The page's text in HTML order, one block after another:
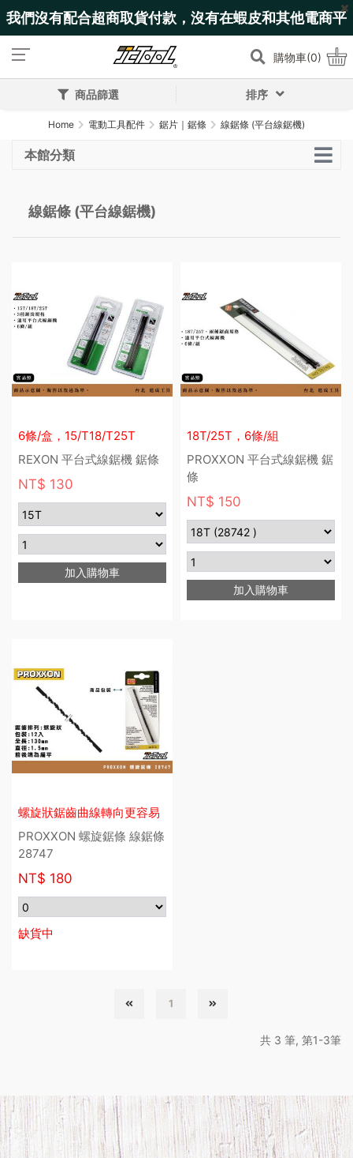
我們沒有配合超商取貨付款，沒有在蝦皮和其他電商平
台上架! 購物車(0)
商品篩選 排序
Home 電動工具配件 鋸片｜鋸條 線鋸條 (平台線鋸機)
本館分類
線鋸條 (平台線鋸機)
6條/盒，15/T18/T25T
REXON 平台式線鋸機 鋸條
NT$ 130
加入購物車
18T/25T，6條/組
PROXXON 平台式線鋸機 鋸
條
NT$ 150
加入購物車
螺旋狀鋸齒曲線轉向更容易
PROXXON 螺旋鋸條 線鋸條
28747
NT$ 180
缺貨中
1
共 3 筆, 第1-3筆